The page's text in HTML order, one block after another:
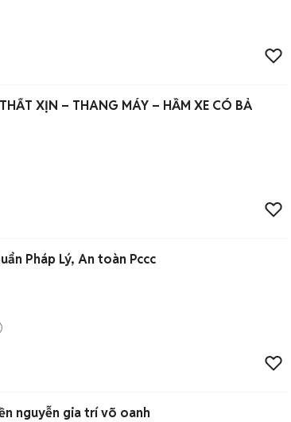
XỊN – THANG MÁY – HẦM XE CÓ BẢ
Pháp Lý, An toàn Pccc
dọn vào ở liền nguyễn gia trí võ oanh